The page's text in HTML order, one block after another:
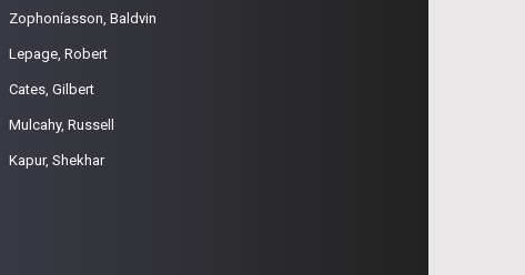
Zophoníasson, Baldvin
Lepage, Robert
Cates, Gilbert
Mulcahy, Russell
Kapur, Shekhar